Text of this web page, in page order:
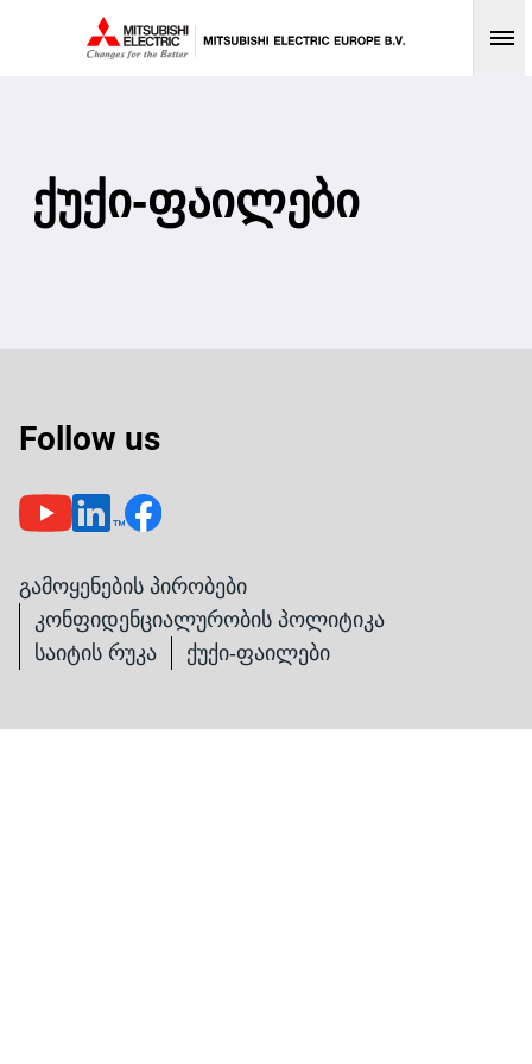
ქუქი-ფაილები
Follow us
გამოყენების პირობები
კონფიდენციალურობის პოლიტიკა
საიტის რუკა
ქუქი-ფაილები